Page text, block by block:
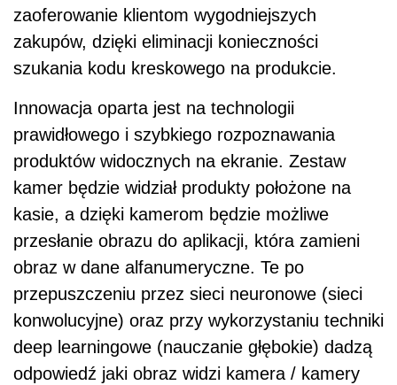
zaoferowanie klientom wygodniejszych
zakupów, dzięki eliminacji konieczności
szukania kodu kreskowego na produkcie.
Innowacja oparta jest na technologii
prawidłowego i szybkiego rozpoznawania
produktów widocznych na ekranie. Zestaw
kamer będzie widział produkty położone na
kasie, a dzięki kamerom będzie możliwe
przesłanie obrazu do aplikacji, która zamieni
obraz w dane alfanumeryczne. Te po
przepuszczeniu przez sieci neuronowe (sieci
konwolucyjne) oraz przy wykorzystaniu techniki
deep learningowe (nauczanie głębokie) dadzą
odpowiedź jaki obraz widzi kamera / kamery